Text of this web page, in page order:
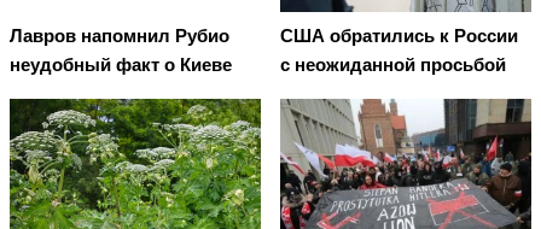
Лавров напомнил Рубио
неудобный факт о Киеве
США обратились к России
с неожиданной просьбой